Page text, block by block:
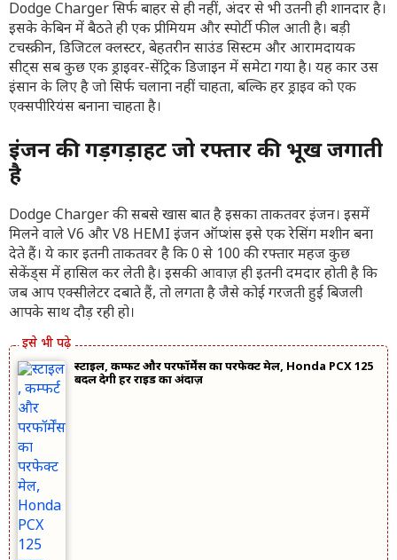
Dodge Charger सिर्फ बाहर से ही नहीं, अंदर से भी उतनी ही शानदार है।
इसके केबिन में बैठते ही एक प्रीमियम और स्पोर्टी फील आती है। बड़ी
टचस्क्रीन, डिजिटल क्लस्टर, बेहतरीन साउंड सिस्टम और आरामदायक
सीट्स सब कुछ एक ड्राइवर-सेंट्रिक डिजाइन में समेटा गया है। यह कार उस
इंसान के लिए है जो सिर्फ चलाना नहीं चाहता, बल्कि हर ड्राइव को एक
एक्सपीरियंस बनाना चाहता है।
इंजन की गड़गड़ाहट जो रफ्तार की भूख जगाती
है
Dodge Charger की सबसे खास बात है इसका ताकतवर इंजन। इसमें
मिलने वाले V6 और V8 HEMI इंजन ऑप्शंस इसे एक रेसिंग मशीन बना
देते हैं। ये कार इतनी ताकतवर है कि 0 से 100 की रफ्तार महज कुछ
सेकेंड्स में हासिल कर लेती है। इसकी आवाज़ ही इतनी दमदार होती है कि
जब आप एक्सीलेटर दबाते हैं, तो लगता है जैसे कोई गरजती हुई बिजली
आपके साथ दौड़ रही हो।
स्टाइल, कम्फर्ट और परफॉर्मेंस का परफेक्ट मेल, Honda PCX 125
बदल देगी हर राइड का अंदाज़